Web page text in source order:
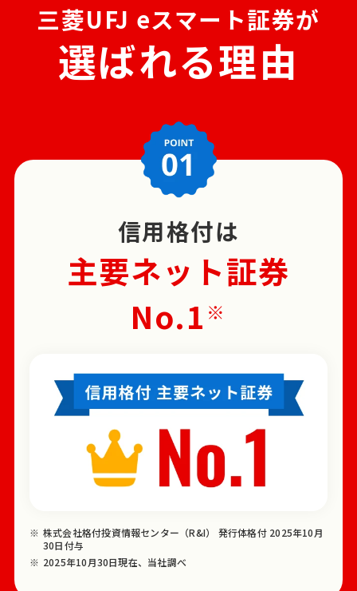
三菱UFJ eスマート証券が
選ばれる理由
信用格付は
主要ネット証券
No.1 ※
株式会社格付投資情報センター（R&I） 発行体格付 2025年10月
30日付与
2025年10月30日現在、当社調べ